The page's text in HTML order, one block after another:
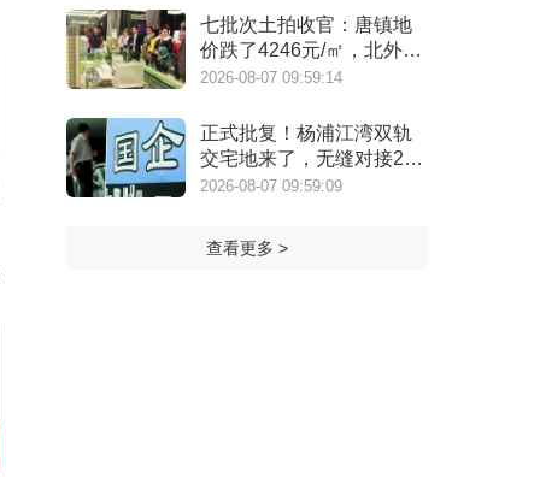
七批次土拍收官：唐镇地
价跌了4246元/㎡，北外滩
来了两位温州首富
2026-08-07 09:59:14
正式批复！杨浦江湾双轨
交宅地来了，无缝对接20
号线
2026-08-07 09:59:09
查看更多 >